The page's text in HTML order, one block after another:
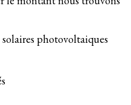
photovoltaiques